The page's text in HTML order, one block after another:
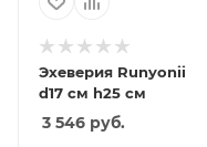
Эхеверия Runyonii
d17 см h25 см
3 546 руб.